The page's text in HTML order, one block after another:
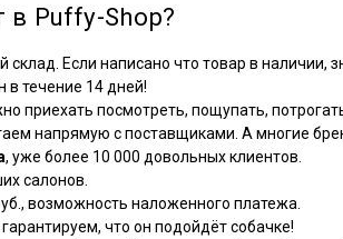
Puffy-Shop?
склад. Если написано что товар в наличии,
течение 14 дней!
приехать посмотреть, пощупать,
напрямую с поставщиками. А многие
, уже более 10 000 довольных клиентов.
салонов.
возможность наложенного платежа.
что он подойдёт собачке!